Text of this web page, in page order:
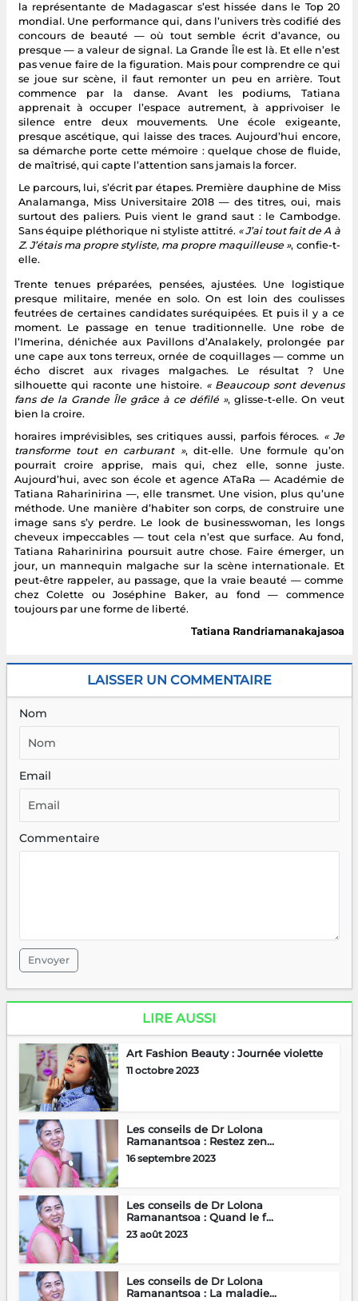
la représentante de Madagascar s’est hissée dans le Top 20
mondial. Une performance qui, dans l’univers très codifié des
concours de beauté — où tout semble écrit d’avance, ou
presque — a valeur de signal. La Grande Île est là. Et elle n’est
pas venue faire de la figuration. Mais pour comprendre ce qui
se joue sur scène, il faut remonter un peu en arrière. Tout
commence par la danse. Avant les podiums, Tatiana
apprenait à occuper l’espace autrement, à apprivoiser le
silence entre deux mouvements. Une école exigeante,
presque ascétique, qui laisse des traces. Aujourd’hui encore,
sa démarche porte cette mémoire : quelque chose de fluide,
de maîtrisé, qui capte l’attention sans jamais la forcer.
Le parcours, lui, s’écrit par étapes. Première dauphine de Miss
Analamanga, Miss Universitaire 2018 — des titres, oui, mais
surtout des paliers. Puis vient le grand saut : le Cambodge.
Sans équipe pléthorique ni styliste attitré. « J’ai tout fait de A à
Z. J’étais ma propre styliste, ma propre maquilleuse », confie-t-
elle.
Trente tenues préparées, pensées, ajustées. Une logistique
presque militaire, menée en solo. On est loin des coulisses
feutrées de certaines candidates suréquipées. Et puis il y a ce
moment. Le passage en tenue traditionnelle. Une robe de
l’Imerina, dénichée aux Pavillons d’Analakely, prolongée par
une cape aux tons terreux, ornée de coquillages — comme un
écho discret aux rivages malgaches. Le résultat ? Une
silhouette qui raconte une histoire. « Beaucoup sont devenus
fans de la Grande Île grâce à ce défilé », glisse-t-elle. On veut
bien la croire.
horaires imprévisibles, ses critiques aussi, parfois féroces. « Je
transforme tout en carburant », dit-elle. Une formule qu’on
pourrait croire apprise, mais qui, chez elle, sonne juste.
Aujourd’hui, avec son école et agence ATaRa — Académie de
Tatiana Raharinirina —, elle transmet. Une vision, plus qu’une
méthode. Une manière d’habiter son corps, de construire une
image sans s’y perdre. Le look de businesswoman, les longs
cheveux impeccables — tout cela n’est que surface. Au fond,
Tatiana Raharinirina poursuit autre chose. Faire émerger, un
jour, un mannequin malgache sur la scène internationale. Et
peut-être rappeler, au passage, que la vraie beauté — comme
chez Colette ou Joséphine Baker, au fond — commence
toujours par une forme de liberté.
Tatiana Randriamanakajasoa
LAISSER UN COMMENTAIRE
Nom
Email
Commentaire
Envoyer
LIRE AUSSI
Art Fashion Beauty : Journée violette
11 octobre 2023
Les conseils de Dr Lolona
Ramanantsoa : Restez zen...
16 septembre 2023
Les conseils de Dr Lolona
Ramanantsoa : Quand le f...
23 août 2023
Les conseils de Dr Lolona
Ramanantsoa : La maladie...